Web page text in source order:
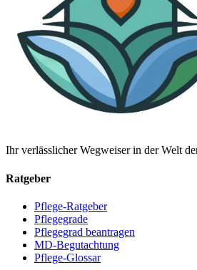
Ihr verlässlicher Wegweiser in der Welt
Ratgeber
Pflege-Ratgeber
Pflegegrade
Pflegegrad beantragen
MD-Begutachtung
Pflege-Glossar